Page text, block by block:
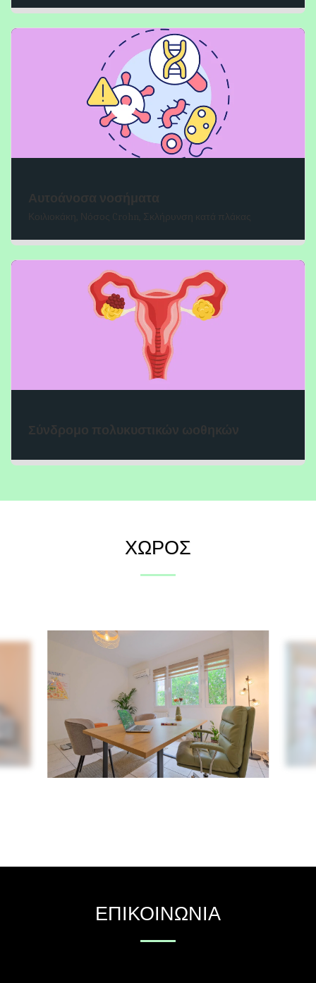
Αυτοάνοσα νοσήματα
Κοιλιοκάκη, Νόσος Crohn, Σκλήρυνση κατά πλάκας
Σύνδρομο πολυκυστικών ωοθηκών
ΧΏΡΟΣ
ΕΠΙΚΟΙΝΩΝΊΑ